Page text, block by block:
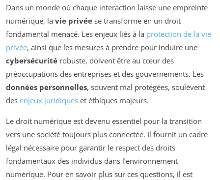
Dans un monde où chaque interaction laisse une empreinte
numérique, la vie privée se transforme en un droit
fondamental menacé. Les enjeux liés à la protection de la vie
privée, ainsi que les mesures à prendre pour induire une
cybersécurité robuste, doivent être au cœur des
préoccupations des entreprises et des gouvernements. Les
données personnelles, souvent mal protégées, soulèvent
des enjeux juridiques et éthiques majeurs.
Le droit numérique est devenu essentiel pour la transition
vers une société toujours plus connectée. Il fournit un cadre
légal nécessaire pour garantir le respect des droits
fondamentaux des individus dans l’environnement
numérique. Pour en savoir plus sur ces questions, il est